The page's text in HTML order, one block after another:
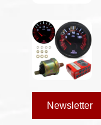
Newsletter